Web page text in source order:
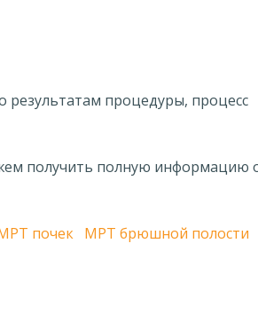
процедуры, процесс
получить полную информацию
почек МРТ брюшной полости